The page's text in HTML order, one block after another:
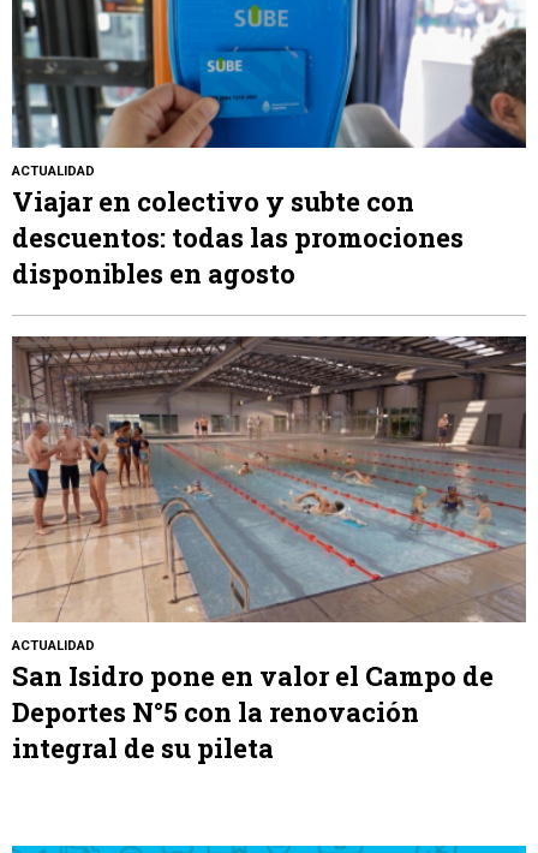
ACTUALIDAD
Viajar en colectivo y subte con
descuentos: todas las promociones
disponibles en agosto
ACTUALIDAD
San Isidro pone en valor el Campo de
Deportes N°5 con la renovación
integral de su pileta